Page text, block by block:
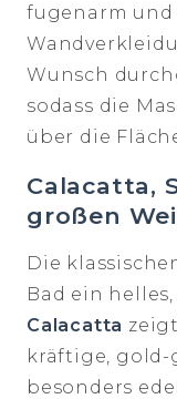
fugenarm und
Wunsch
sodass die
über die
Calacatta,
großen
Die
Bad ein
Calacatta
kräftige, gold-
besonders